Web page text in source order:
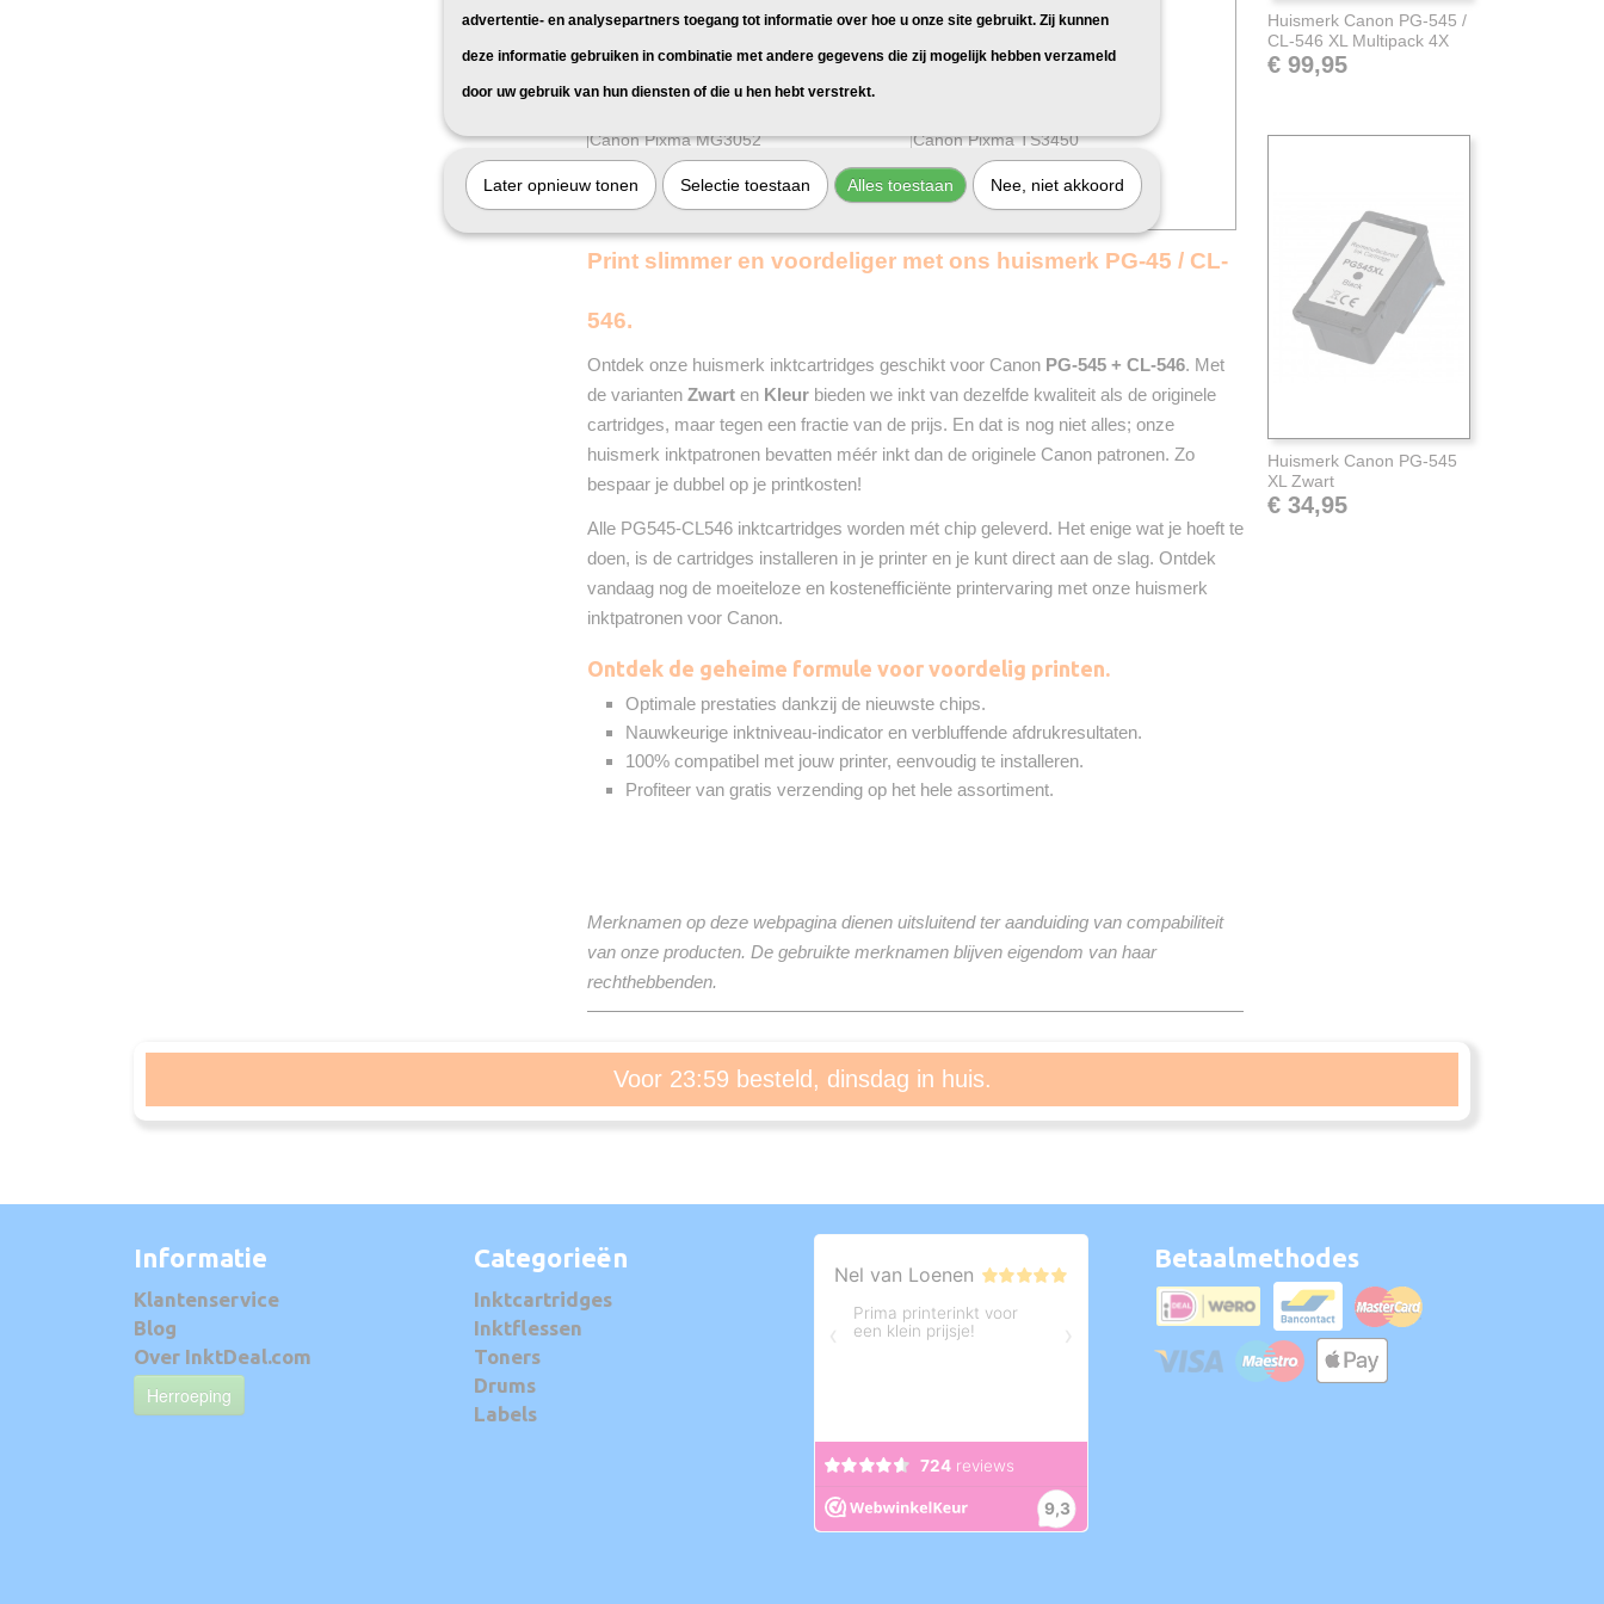
Canon Pixma MG2950
Canon Pixma MG2950S
Canon Pixma MG3052
Canon Pixma MG3053
Canon Pixma MX495
Canon Pixma TS3151
Canon Pixma TS3350
Canon Pixma TS3450
Canon Pixma TS3451
Canon Pixma TS3452
Print slimmer en voordeliger met ons huismerk PG-45 / CL-
546.
Ontdek onze huismerk inktcartridges geschikt voor Canon PG-545 + CL-546. Met
de varianten Zwart en Kleur bieden we inkt van dezelfde kwaliteit als de originele
cartridges, maar tegen een fractie van de prijs. En dat is nog niet alles; onze
huismerk inktpatronen bevatten méér inkt dan de originele Canon patronen. Zo
bespaar je dubbel op je printkosten!
Alle PG545-CL546 inktcartridges worden mét chip geleverd. Het enige wat je hoeft te
doen, is de cartridges installeren in je printer en je kunt direct aan de slag. Ontdek
vandaag nog de moeiteloze en kostenefficiënte printervaring met onze huismerk
inktpatronen voor Canon.
Ontdek de geheime formule voor voordelig printen.
Optimale prestaties dankzij de nieuwste chips.
Nauwkeurige inktniveau-indicator en verbluffende afdrukresultaten.
100% compatibel met jouw printer, eenvoudig te installeren.
Profiteer van gratis verzending op het hele assortiment.
Merknamen op deze webpagina dienen uitsluitend ter aanduiding van compabiliteit
van onze producten. De gebruikte merknamen blijven eigendom van haar
rechthebbenden.
Huismerk Canon PG-545 /
CL-546 XL Multipack 4X
€ 99,95
Huismerk Canon PG-545
XL Zwart
€ 34,95
Voor 23:59 besteld, dinsdag in huis.
Informatie
Klantenservice
Blog
Over InktDeal.com
Herroeping
Categorieën
Inktcartridges
Inktflessen
Toners
Drums
Labels
Betaalmethodes
advertentie- en analysepartners toegang tot informatie over hoe u onze site gebruikt. Zij kunnen
deze informatie gebruiken in combinatie met andere gegevens die zij mogelijk hebben verzameld
door uw gebruik van hun diensten of die u hen hebt verstrekt.
Later opnieuw tonen Selectie toestaan Alles toestaan Nee, niet akkoord